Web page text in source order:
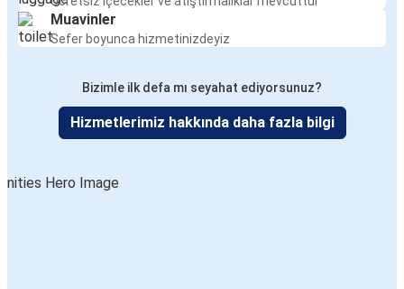
Muavinler
Sefer boyunca hizmetinizdeyiz
Bizimle ilk defa mı seyahat ediyorsunuz?
Hizmetlerimiz hakkında daha fazla bilgi